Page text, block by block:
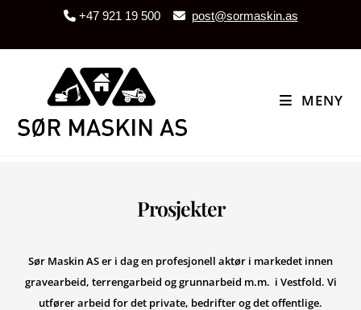
+47 921 19 500 post@sormaskin.as
MENY
Prosjekter
Sør Maskin AS er i dag en profesjonell aktør i markedet innen
gravearbeid, terrengarbeid og grunnarbeid m.m. i Vestfold. Vi
utfører arbeid for det private, bedrifter og det offentlige.